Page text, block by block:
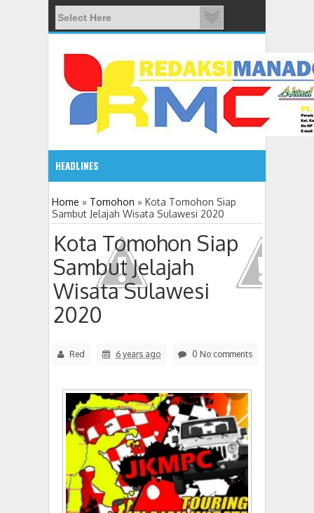
HEADLINES
2:10 PM
Home » Tomohon » Kota Tomohon Siap
Sambut Jelajah Wisata Sulawesi 2020
Kota Tomohon Siap
Sambut Jelajah
Wisata Sulawesi
2020
Red 6 years ago 0 No comments